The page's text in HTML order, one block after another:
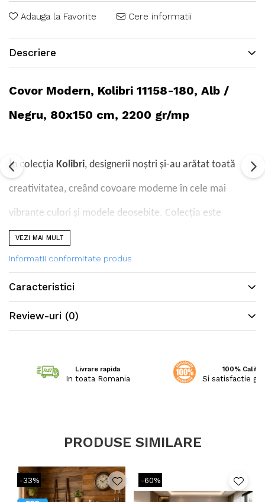
Adauga la Favorite Cere informatii
Descriere
Covor Modern, Kolibri 11158-180, Alb /
Negru, 80x150 cm, 2200 gr/mp
În colecția Kolibri, designerii noștri și-au arătat toată
creativitatea, creând covoare moderne în cele mai
vibrante culori și modele deosebite. Colecția este
produsă în calitatea FRIESE, din fire răsucite într-un mod
special, ceea ce permite să confere covoarelor o textură
și strălucire deosebită.
VEZI MAI MULT
Informatii conformitate produs
Caracteristici
Review-uri (0)
Livrare rapida
In toata Romania
100%
Si satisfactie
PRODUSE SIMILARE
-33% -60%